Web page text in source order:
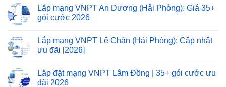
Lắp mạng VNPT An Dương (Hải Phòng): Giá 35+
gói cước 2026
Lắp mạng VNPT Lê Chân (Hải Phòng): Cập nhật
ưu đãi [2026]
Lắp đặt mạng VNPT Lâm Đồng | 35+ gói cước ưu
đãi 2026